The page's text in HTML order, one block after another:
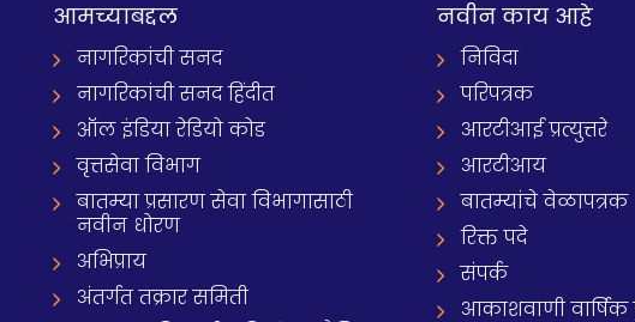
आमच्याबद्दल
नागरिकांची सनद
नागरिकांची सनद हिंदीत
ऑल इंडिया रेडियो कोड
वृत्तसेवा विभाग
बातम्या प्रसारण सेवा विभागासाठी
नवीन धोरण
अभिप्राय
अंतर्गत तक्रार समिती
नवीन काय आहे
निविदा
परिपत्रक
आरटीआई प्रत्युत्तरे
आरटीआय
बातम्यांचे वेळापत्रक
रिक्त पदे
संपर्क
आकाशवाणी वार्षिक